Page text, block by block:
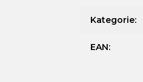
Kategorie:
EAN: